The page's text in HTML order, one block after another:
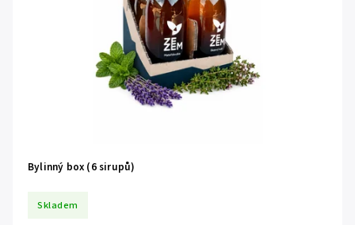
Bylinný box (6 sirupů)
Skladem